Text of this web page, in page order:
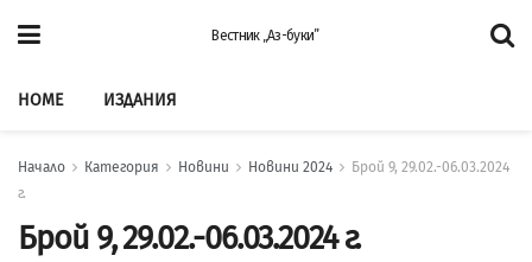
Вестник „Аз-буки”
HOME ИЗДАНИЯ
Начало Категория Новини Новини 2024
Брой 9, 29.02.-06.03.2024
г.
Брой 9, 29.02.-06.03.2024 г.